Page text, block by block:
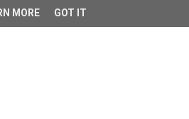
MORE GOT IT